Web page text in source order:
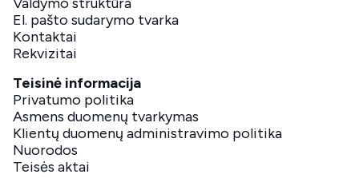
El. pašto sudarymo tvarka
Kontaktai
Rekvizitai
Teisinė informacija
Privatumo politika
Asmens duomenų tvarkymas
Klientų duomenų administravimo politika
Nuorodos
Teisės aktai